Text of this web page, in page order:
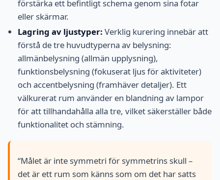
förstärka ett befintligt schema genom sina fotar
eller skärmar.
Lagring av ljustyper: Verklig kurering innebär att
förstå de tre huvudtyperna av belysning:
allmänbelysning (allmän upplysning),
funktionsbelysning (fokuserat ljus för aktiviteter)
och accentbelysning (framhäver detaljer). Ett
välkurerat rum använder en blandning av lampor
för att tillhandahålla alla tre, vilket säkerställer både
funktionalitet och stämning.
“Målet är inte symmetri för symmetrins skull –
det är ett rum som känns som om det har satts